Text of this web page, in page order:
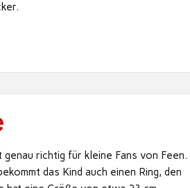
richtig für kleine Fans von Feen.
das Kind auch einen Ring, den